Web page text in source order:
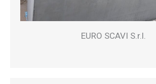
EURO SCAVI S.r.l.